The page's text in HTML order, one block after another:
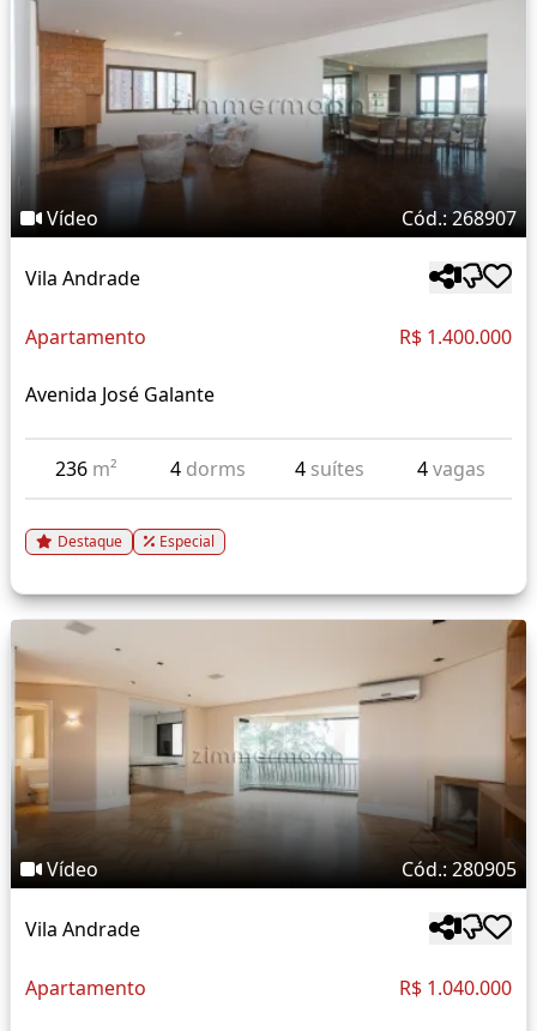
Vídeo Cód.: 268907
Vila Andrade
Apartamento R$ 1.400.000
Avenida José Galante
236 m² 4 dorms 4 suítes 4vagas
Destaque Especial
Vídeo Cód.: 280905
Vila Andrade
Apartamento R$ 1.040.000